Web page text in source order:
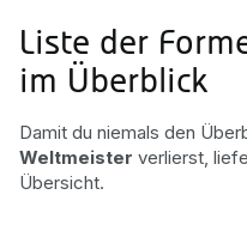
Liste der
im Überblick
Damit du niemals den
Weltmeister verlierst,
Übersicht.